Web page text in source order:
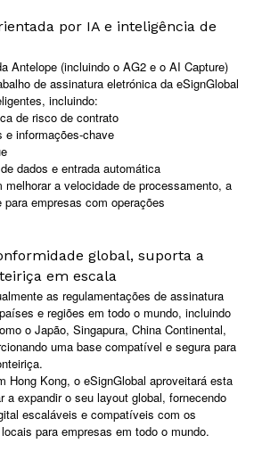
por IA e inteligência de
Antelope (incluindo o AG2 e o AI Capture)
de assinatura eletrónica da eSignGlobal
incluindo:
de risco de contrato
e informações-chave
dados e entrada automática
a velocidade de processamento, a
empresas com operações
global, suporta a
em escala
as regulamentações de assinatura
e regiões em todo o mundo, incluindo
o Japão, Singapura, China Continental,
uma base compatível e segura para
Hong Kong, o eSignGlobal aproveitará esta
a expandir o seu layout global, fornecendo
escaláveis e compatíveis com os
para empresas em todo o mundo.